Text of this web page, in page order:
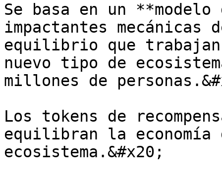
Se basa en un
impactantes mecánicas
equilibrio que
nuevo tipo de
millones de
Los tokens de
equilibran la economía
ecosistema.&#x20;